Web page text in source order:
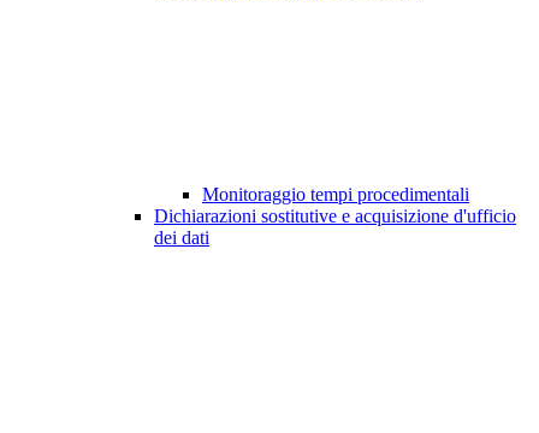
Monitoraggio tempi procedimentali
Dichiarazioni sostitutive e acquisizione d'ufficio
dei dati